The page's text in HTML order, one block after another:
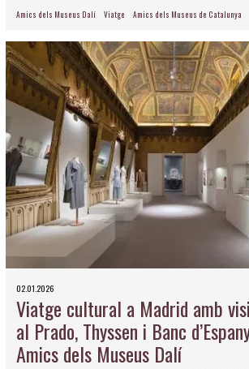
Amics dels Museus Dalí Viatge Amics dels Museus de Catalunya
02.01.2026
Viatge cultural a Madrid amb
al Prado, Thyssen i Banc
Amics dels Museus Dalí